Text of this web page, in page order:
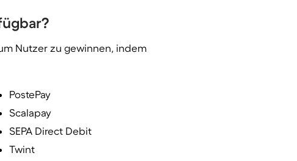
Nutzer zu gewinnen, indem
PostePay
Scalapay
SEPA Direct Debit
Twint